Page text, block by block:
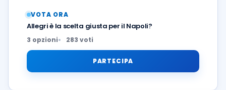
VOTA ORA
Allegri è la scelta giusta per il Napoli?
3 opzioni 283 voti
PARTECIPA